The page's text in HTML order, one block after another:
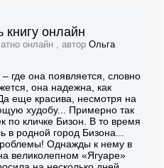
книгу онлайн
онлайн , автор Ольга
где она появляется, словно
она надежна, как
еще красива, несмотря на
худобу... Примерно так
по кличке Бизон. В то время
в родной город Бизона...
Однажды к нему в
великолепном «Ягуаре»